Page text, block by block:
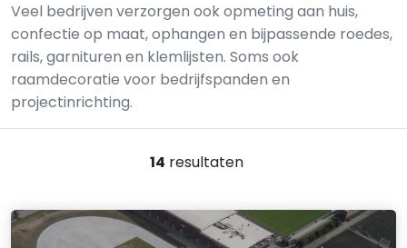
Veel bedrijven verzorgen ook opmeting aan huis,
confectie op maat, ophangen en bijpassende roedes,
rails, garnituren en klemlijsten. Soms ook
raamdecoratie voor bedrijfspanden en
projectinrichting.
14 resultaten